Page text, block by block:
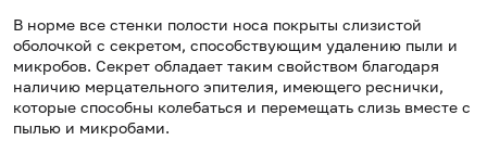
В норме все стенки полости носа покрыты слизистой
оболочкой с секретом, способствующим удалению пыли и
микробов. Секрет обладает таким свойством благодаря
наличию мерцательного эпителия, имеющего реснички,
которые способны колебаться и перемещать слизь вместе с
пылью и микробами.